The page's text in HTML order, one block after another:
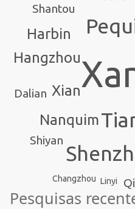
Nanquim
Xian
Hangzhou
Harbin
Shantou
Dalian
Shiyan
Changzhou Linyi
Pesquisas